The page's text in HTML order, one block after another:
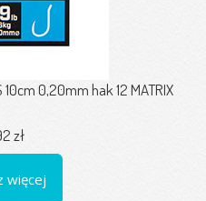
10cm 0,20mm hak 12 MATRIX
zł
więcej